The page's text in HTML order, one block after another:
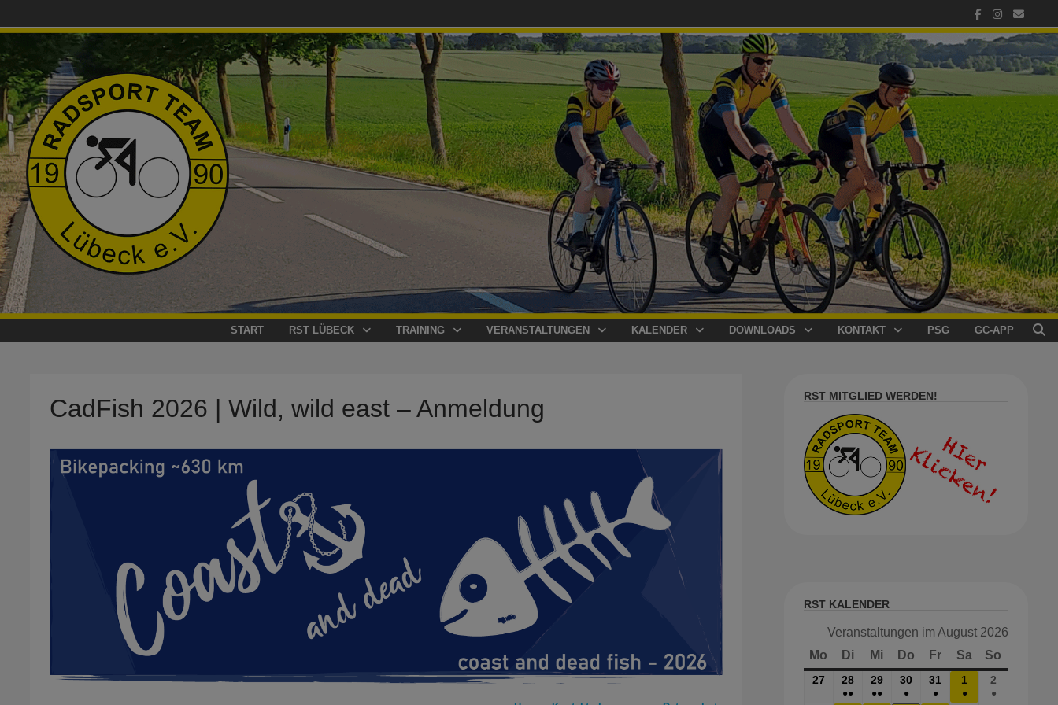
springen
START RST LÜBECK TRAINING VERANSTALTUNGEN KALENDER DOWNLOADS KONTAKT PSG GC-APP
CadFish 2026 | Wild, wild east – Anmeldung RST MITGLIED WERDEN!
RST KALENDER
Veranstaltungen im August 2026
Mo Montag
Di Dienstag
Mi Mittwoch
Do Donnerstag
FrFreitag
SaSamstag
So
27
Juli
28
JULI
●●
29
JULI
●●
30
JULI
●
31
JULI
●
1
AUG.
●
2
●